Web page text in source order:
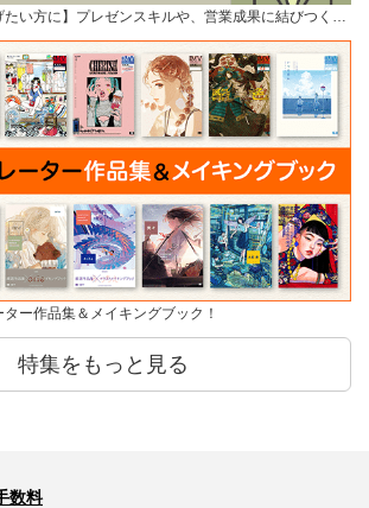
たい方に】プレゼンスキルや、営業成果に結びつく…
ー作品集＆メイキングブック！
特集をもっと見る
数料